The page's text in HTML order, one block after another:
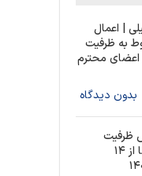
| اعمال
به ظرفیت
اعضای محترم
بدون دیدگاه
ظرفیت
اشتغال اعضا از ۱۴